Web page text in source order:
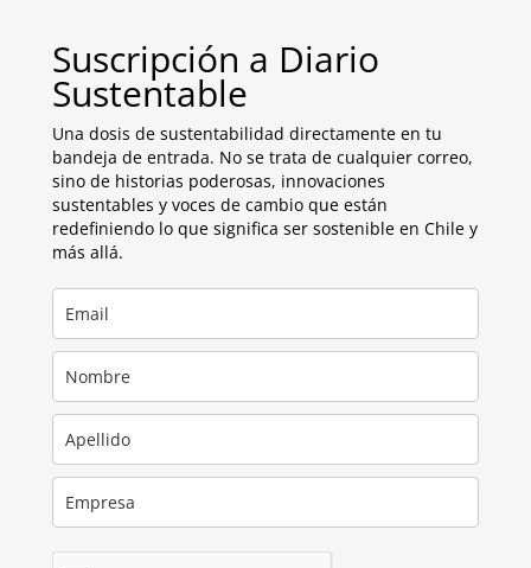
Suscripción a Diario
Sustentable
Una dosis de sustentabilidad directamente en tu
bandeja de entrada. No se trata de cualquier correo,
sino de historias poderosas, innovaciones
sustentables y voces de cambio que están
redefiniendo lo que significa ser sostenible en Chile y
más allá.